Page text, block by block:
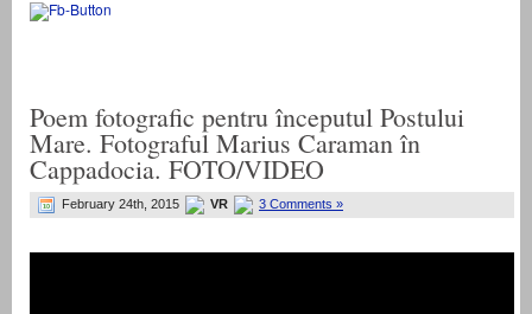
Poem fotografic pentru începutul Postului
Mare. Fotograful Marius Caraman în
Cappadocia. FOTO/VIDEO
February 24th, 2015 VR 3 Comments »